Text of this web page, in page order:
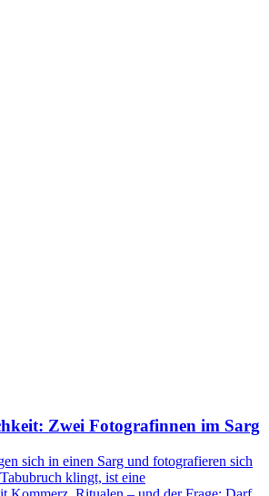
Zwei Fotografinnen im Sarg
sich in einen Sarg und fotografieren sich
klingt, ist eine